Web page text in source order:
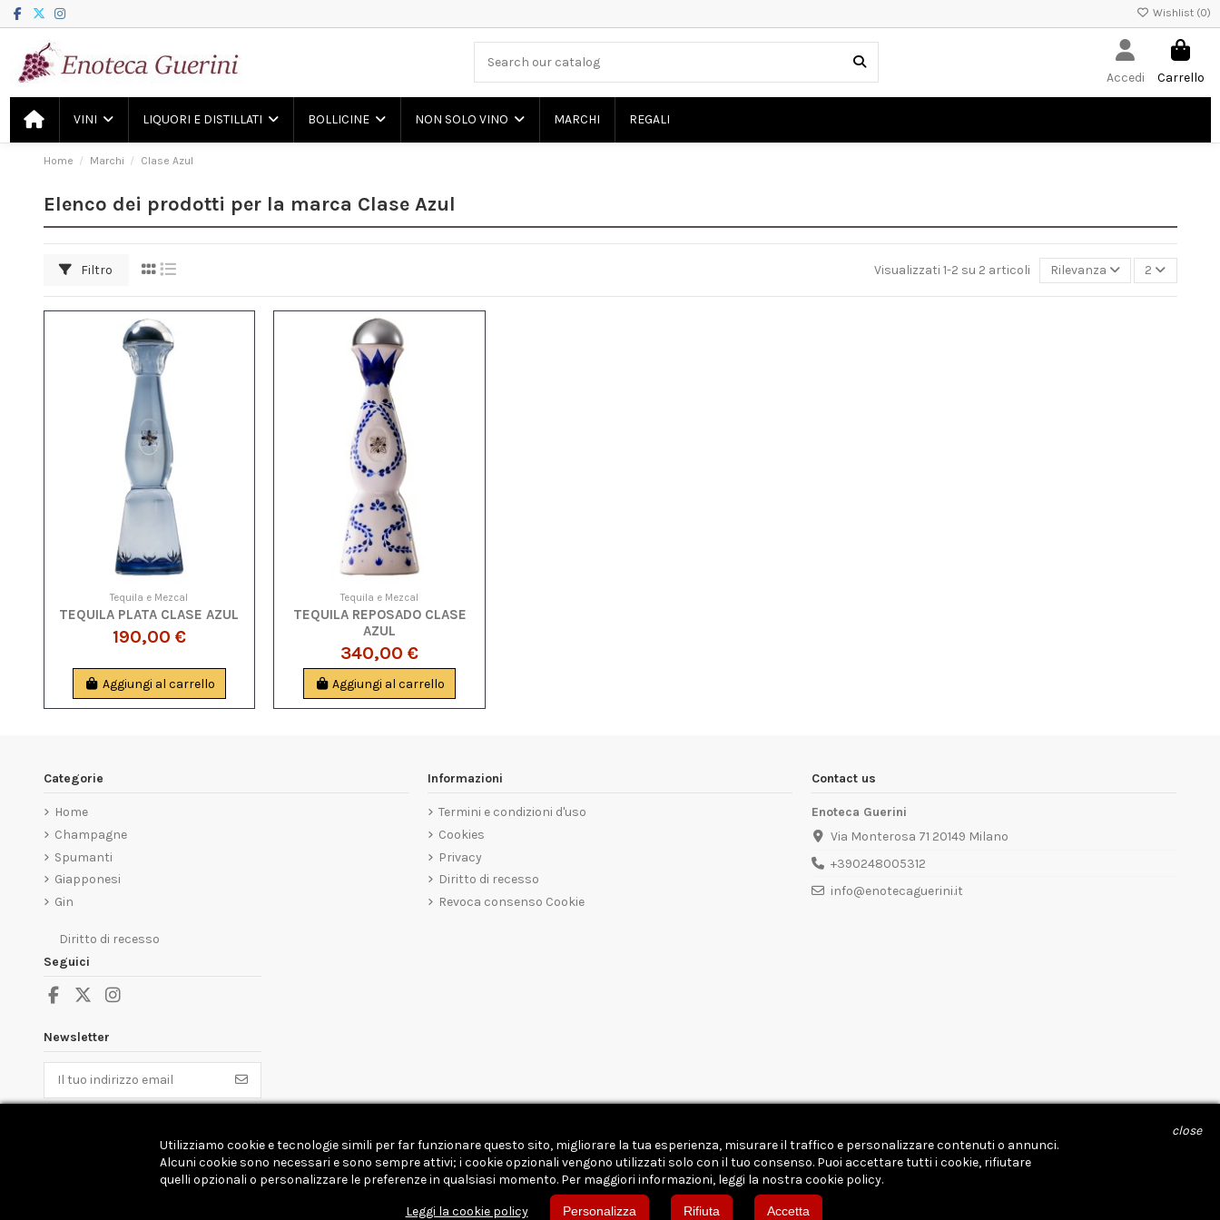
Wishlist (0)
Accedi Carrello
VINI LIQUORI E DISTILLATI BOLLICINE NON SOLO VINO MARCHI REGALI
Home Marchi Clase Azul
Elenco dei prodotti per la marca Clase Azul
Filtro Visualizzati 1-2 su 2 articoli Rilevanza 2
Tequila e Mezcal
TEQUILA PLATA CLASE AZUL
190,00 €
Aggiungi al carrello
Tequila e Mezcal
TEQUILA REPOSADO CLASE
AZUL
340,00 €
Aggiungi al carrello
Categorie
Home
Champagne
Spumanti
Giapponesi
Gin
Informazioni
Termini e condizioni d'uso
Cookies
Privacy
Diritto di recesso
Revoca consenso Cookie
Contact us
Enoteca Guerini
Via Monterosa 71 20149 Milano
+390248005312
info@enotecaguerini.it
Diritto di recesso
Seguici
Newsletter
close
Utilizziamo cookie e tecnologie simili per far funzionare questo sito, migliorare la tua esperienza, misurare il traffico e personalizzare contenuti o annunci.
Alcuni cookie sono necessari e sono sempre attivi; i cookie opzionali vengono utilizzati solo con il tuo consenso. Puoi accettare tutti i cookie, rifiutare
quelli opzionali o personalizzare le preferenze in qualsiasi momento. Per maggiori informazioni, leggi la nostra cookie policy.
Leggi la cookie policy Personalizza Rifiuta Accetta